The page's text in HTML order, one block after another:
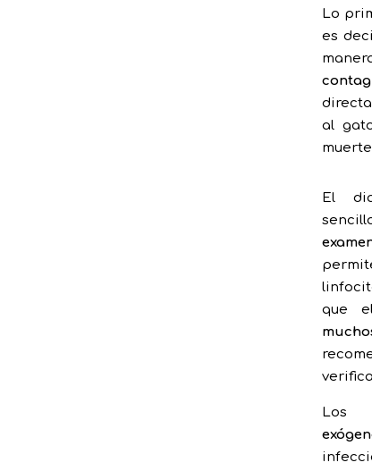
Lo
es
al
El
que
Los